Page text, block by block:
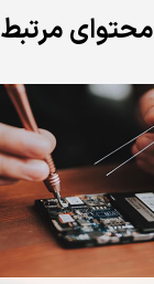
محتوای مرتبط